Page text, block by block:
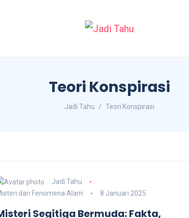
Teori Konspirasi
Jadi Tahu Teori Konspirasi
Jadi Tahu
dan Fenomena Alam
8 Januari 2025
Segitiga Bermuda: Fakta,